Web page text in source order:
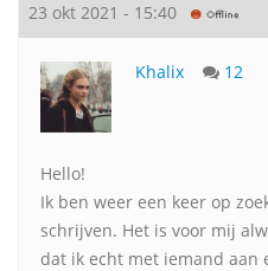
23 okt 2021 - 15:40
Khalix 12
Hello!
Ik ben weer een keer op
schrijven. Het is voor mij
dat ik echt met iemand aan